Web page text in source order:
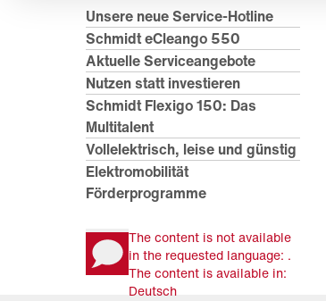
Unsere neue Service-Hotline
Schmidt eCleango 550
Aktuelle Serviceangebote
Nutzen statt investieren
Schmidt Flexigo 150: Das
Multitalent
Vollelektrisch, leise und günstig
Elektromobilität
Förderprogramme
The content is not available
in the requested language: .
The content is available in:
Deutsch